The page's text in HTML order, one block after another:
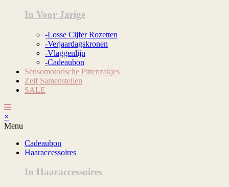
In Voor Jarige
-Losse Cijfer Rozetten
-Verjaardagskronen
-Vlaggenlijn
-Cadeaubon
Sensomotorische Pittenzakjes
Zelf Samenstellen
SALE
×
Menu
Cadeaubon
Haaraccessoires
In Haaraccessoires